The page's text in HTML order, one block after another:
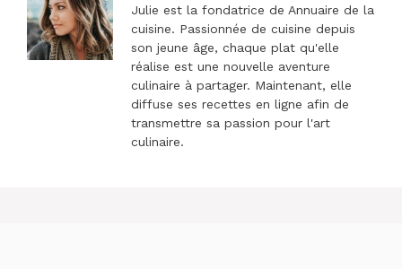
Julie est la fondatrice de Annuaire de la
cuisine. Passionnée de cuisine depuis
son jeune âge, chaque plat qu'elle
réalise est une nouvelle aventure
culinaire à partager. Maintenant, elle
diffuse ses recettes en ligne afin de
transmettre sa passion pour l'art
culinaire.